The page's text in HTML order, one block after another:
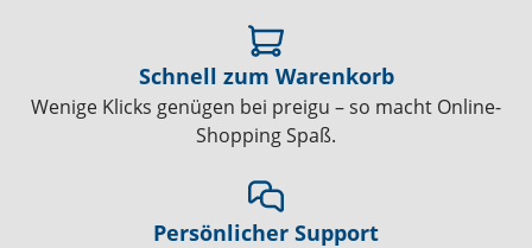
Schnell zum Warenkorb
Wenige Klicks genügen bei preigu – so macht Online-
Shopping Spaß.
Persönlicher Support